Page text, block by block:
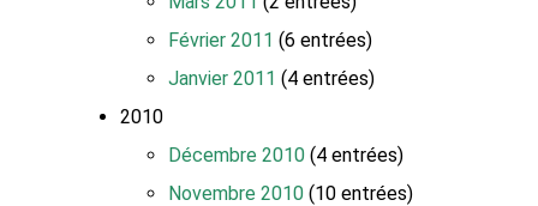
Février 2011 (6 entrées)
Janvier 2011 (4 entrées)
2010
Décembre 2010 (4 entrées)
Novembre 2010 (10 entrées)